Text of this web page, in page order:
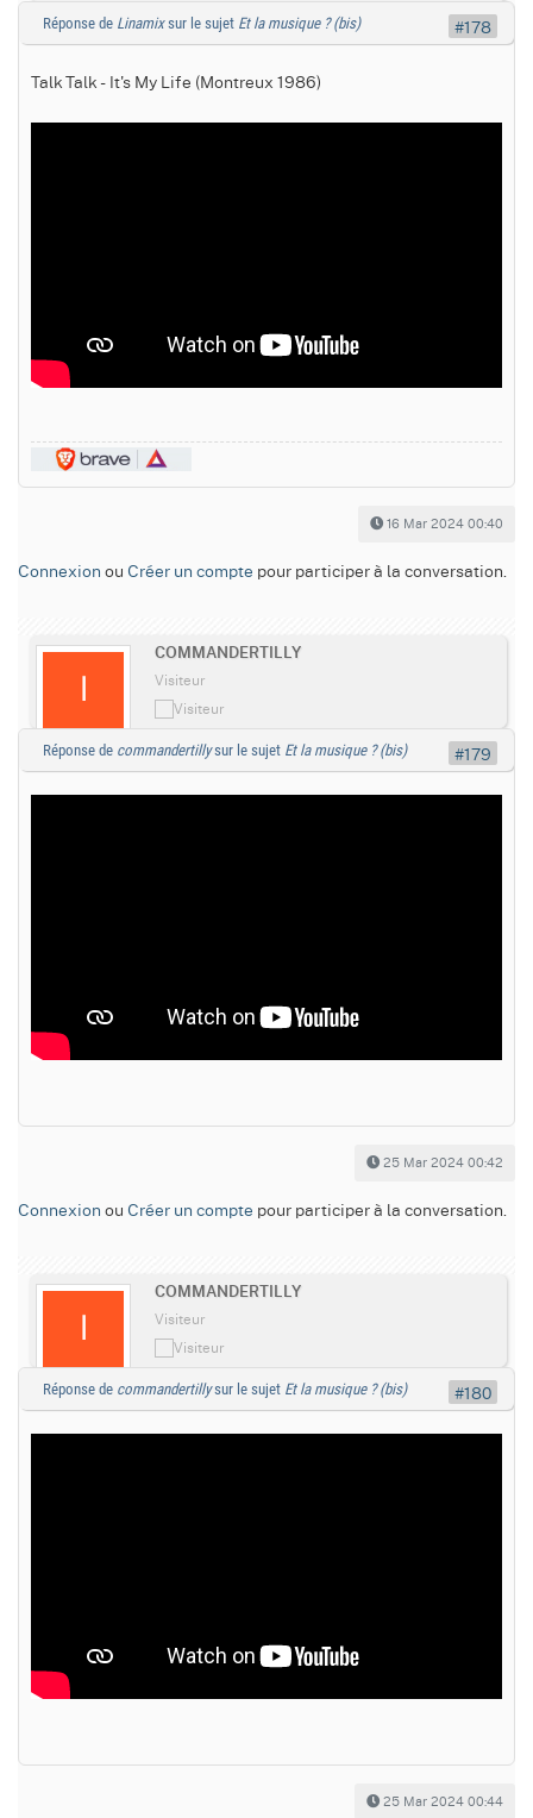
Réponse de Linamixsur le sujet Et la musique ? (bis)
Talk Talk - It's My Life (Montreux 1986)
16 Mar 2024 00:40
#178
Connexion ou Créer un compte pour participer à la conversation.
COMMANDERTILLY
Visiteur
Réponse de commandertillysur le sujet Et la musique ? (bis)
25 Mar 2024 00:42
#179
Connexion ou Créer un compte pour participer à la conversation.
COMMANDERTILLY
Visiteur
Réponse de commandertillysur le sujet Et la musique ? (bis)
25 Mar 2024 00:44
#180